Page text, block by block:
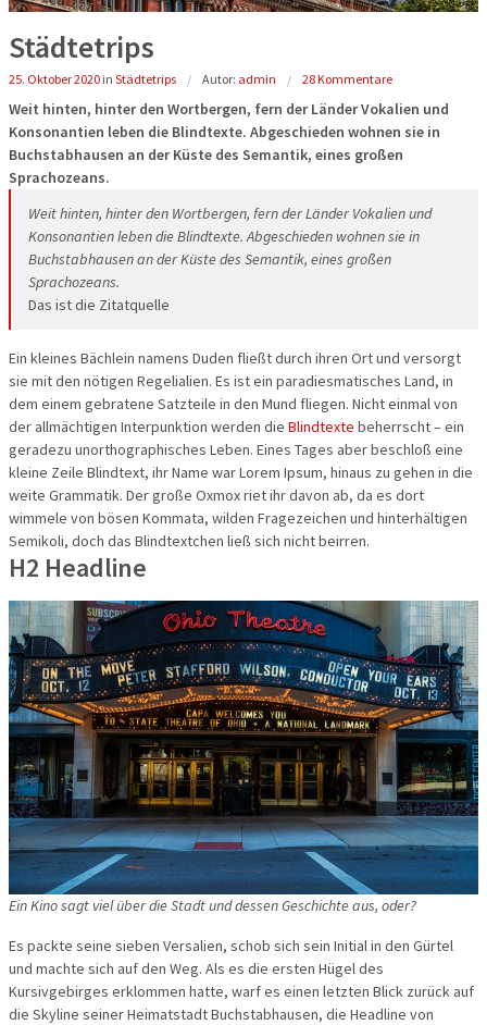
Busreisen
Städte-,
Clubreisen
Flugreisen
Frankreich
Reisegutschein
Gruppenermäßigung
Optionale Leistungen bei der
Busanmietung
Reiseschutz Versicherung
Informationen
Rundum Sorglos Paket
Gewinnspielinformationen
Fahrzeuge
Qualität für Ihre Sicherheit
Imagevideos
Städtetrips
25. Oktober 2020 in Städtetrips Autor: admin 28 Kommentare
Weit hinten, hinter den Wortbergen, fern der Länder Vokalien und
Konsonantien leben die Blindtexte. Abgeschieden wohnen sie in
Buchstabhausen an der Küste des Semantik, eines großen
Sprachozeans.
Weit hinten, hinter den Wortbergen, fern der Länder Vokalien und
Konsonantien leben die Blindtexte. Abgeschieden wohnen sie in
Buchstabhausen an der Küste des Semantik, eines großen
Sprachozeans.
Das ist die Zitatquelle
Ein kleines Bächlein namens Duden fließt durch ihren Ort und versorgt
sie mit den nötigen Regelialien. Es ist ein paradiesmatisches Land, in
dem einem gebratene Satzteile in den Mund fliegen. Nicht einmal von
der allmächtigen Interpunktion werden die Blindtexte beherrscht – ein
geradezu unorthographisches Leben. Eines Tages aber beschloß eine
kleine Zeile Blindtext, ihr Name war Lorem Ipsum, hinaus zu gehen in die
weite Grammatik. Der große Oxmox riet ihr davon ab, da es dort
wimmele von bösen Kommata, wilden Fragezeichen und hinterhältigen
Semikoli, doch das Blindtextchen ließ sich nicht beirren.
H2 Headline
Ein Kino sagt viel über die Stadt und dessen Geschichte aus, oder?
Es packte seine sieben Versalien, schob sich sein Initial in den Gürtel
und machte sich auf den Weg. Als es die ersten Hügel des
Kursivgebirges erklommen hatte, warf es einen letzten Blick zurück auf
die Skyline seiner Heimatstadt Buchstabhausen, die Headline von